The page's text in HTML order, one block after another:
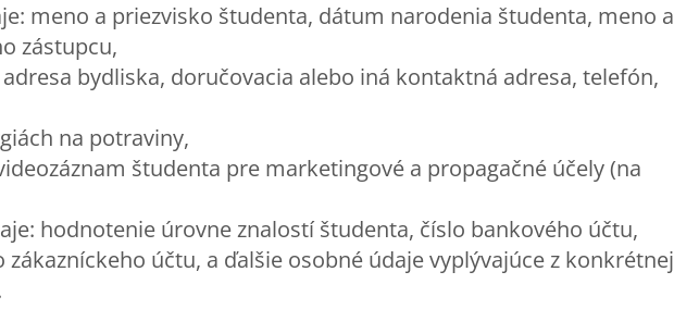
meno a priezvisko študenta, dátum narodenia študenta, meno a
zástupcu,
bydliska, doručovacia alebo iná kontaktná adresa, telefón,
na potraviny,
študenta pre marketingové a propagačné účely (na
hodnotenie úrovne znalostí študenta, číslo bankového účtu,
zákazníckeho účtu, a ďalšie osobné údaje vyplývajúce z konkrétnej